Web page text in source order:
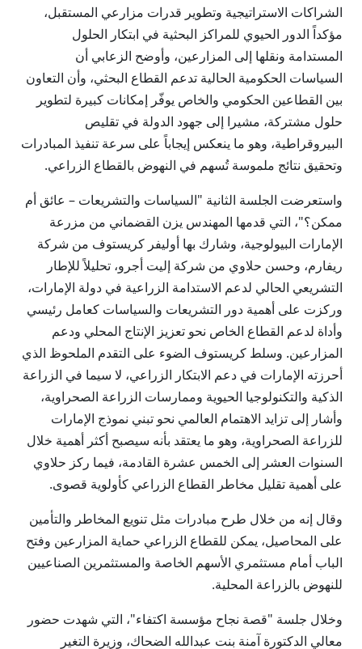
الشراكات الاستراتيجية وتطوير قدرات مزارعي المستقبل،
مؤكداً الدور الحيوي للمراكز البحثية في ابتكار الحلول
المستدامة ونقلها إلى المزارعين، وأوضح الزعابي أن
السياسات الحكومية الحالية تدعم القطاع البحثي، وأن التعاون
بين القطاعين الحكومي والخاص يوفّر إمكانات كبيرة لتطوير
حلول مشتركة، مشيرا إلى جهود الدولة في تقليص
البيروقراطية، وهو ما ينعكس إيجاباً على سرعة تنفيذ المبادرات
وتحقيق نتائج ملموسة تُسهم في النهوض بالقطاع الزراعي.
واستعرضت الجلسة الثانية "السياسات والتشريعات – عائق أم
ممكن؟"، التي قدمها المهندس يزن القضماني من مزرعة
الإمارات البيولوجية، وشارك بها أوليفر كريستوف من شركة
ريفارم، وحسن حلاوي من شركة إليت أجرو، تحليلاً للإطار
التشريعي الحالي لدعم الاستدامة الزراعية في دولة الإمارات،
وركزت على أهمية دور التشريعات والسياسات كعامل رئيسي
وأداة لدعم القطاع الخاص نحو تعزيز الإنتاج المحلي ودعم
المزارعين. وسلط كريستوف الضوء على التقدم الملحوظ الذي
أحرزته الإمارات في دعم الابتكار الزراعي، لا سيما في الزراعة
الذكية والتكنولوجيا الحيوية وممارسات الزراعة الصحراوية،
وأشار إلى تزايد الاهتمام العالمي نحو تبني نموذج الإمارات
للزراعة الصحراوية، وهو ما يعتقد بأنه سيصبح أكثر أهمية خلال
السنوات العشر إلى الخمس عشرة القادمة، فيما ركز حلاوي
على أهمية تقليل مخاطر القطاع الزراعي كأولوية قصوى.
وقال إنه من خلال طرح مبادرات مثل تنويع المخاطر والتأمين
على المحاصيل، يمكن للقطاع الزراعي حماية المزارعين وفتح
الباب أمام مستثمري الأسهم الخاصة والمستثمرين الصناعيين
للنهوض بالزراعة المحلية.
وخلال جلسة "قصة نجاح مؤسسة اكتفاء"، التي شهدت حضور
معالي الدكتورة آمنة بنت عبدالله الضحاك، وزيرة التغير